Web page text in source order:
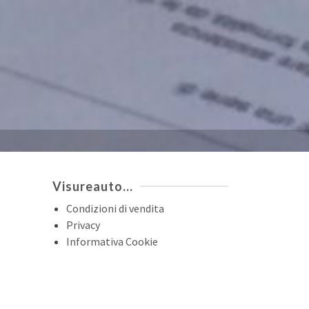
Visureauto…
Condizioni di vendita
Privacy
Informativa Cookie